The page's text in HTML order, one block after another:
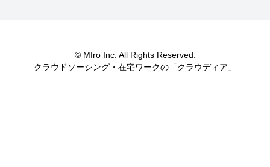
© Mfro Inc. All Rights Reserved.
クラウドソーシング・在宅ワークの「クラウディア」